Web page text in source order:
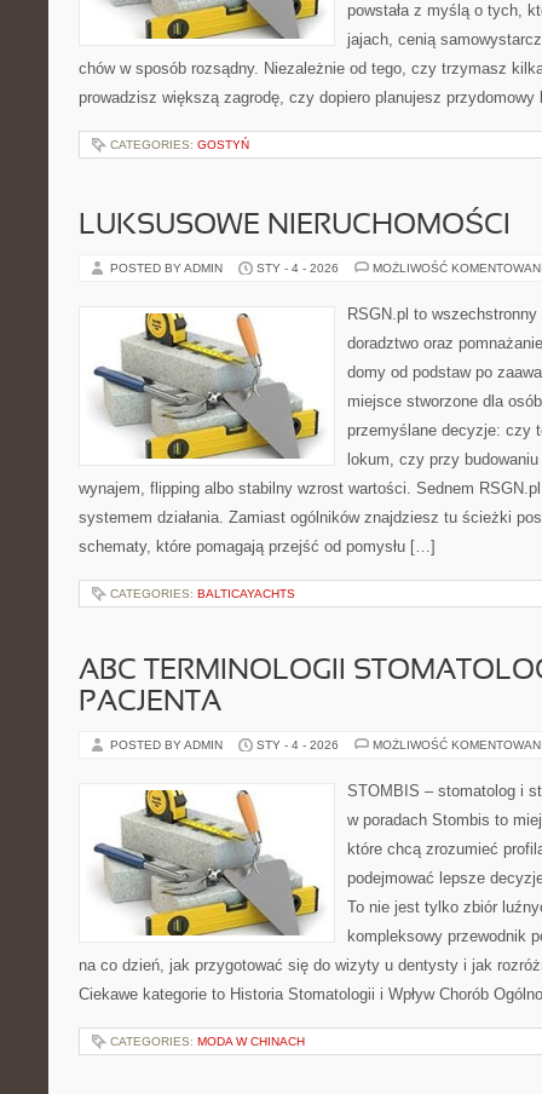
powstała z myślą o tych,
jajach, cenią
chów w sposób rozsądny. Niezależnie od tego, czy trzymasz
prowadzisz większą zagrodę, czy dopiero planujesz
CATEGORIES: GOSTYŃ
LUKSUSOWE NIERUCHOMOŚCI
POSTED BY ADMIN STY - 4 - 2026 MOŻLIWOŚĆ
RSGN.pl to
doradztwo oraz
domy od podstaw po
miejsce stworzone dla
przemyślane decyzje: czy
lokum, czy przy
wynajem, flipping albo stabilny wzrost wartości. Sednem
systemem działania. Zamiast ogólników znajdziesz tu ścieżki
schematy, które pomagają przejść od pomysłu […]
CATEGORIES: BALTICAYACHTS
ABC TERMINOLOGII
PACJENTA
POSTED BY ADMIN STY - 4 - 2026 MOŻLIWOŚĆ
STOMBIS – stomatolog i
w poradach Stombis to
które chcą zrozumieć
podejmować lepsze
To nie jest tylko zbiór
kompleksowy przewodnik
na co dzień, jak przygotować się do wizyty u dentysty i jak
Ciekawe kategorie to Historia Stomatologii i Wpływ Chorób
CATEGORIES: MODA W CHINACH